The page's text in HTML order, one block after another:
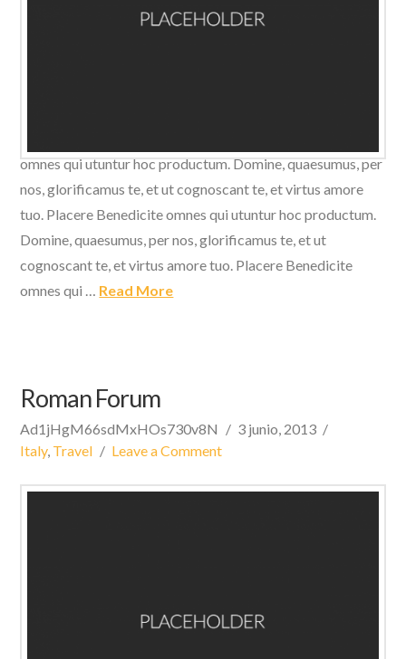
omnes qui utuntur hoc productum. Domine, quaesumus, per
nos, glorificamus te, et ut cognoscant te, et virtus amore
tuo. Placere Benedicite omnes qui utuntur hoc productum.
Domine, quaesumus, per nos, glorificamus te, et ut
cognoscant te, et virtus amore tuo. Placere Benedicite
omnes qui … Read More
Roman Forum
Ad1jHgM66sdMxHOs730v8N
3 junio, 2013
Italy, Travel Leave a Comment